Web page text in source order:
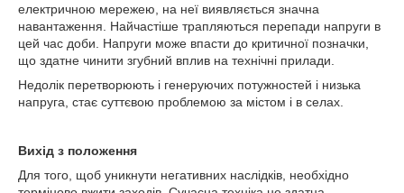
електричною мережею, на неї виявляється значна
навантаження. Найчастіше трапляються перепади напруги в
цей час доби. Напруги може впасти до критичної позначки,
що здатне чинити згубний вплив на технічні прилади.
Недолік перетворюють і генеруючих потужностей і низька
напруга, стає суттєвою проблемою за містом і в селах.
Вихід з положення
Для того, щоб уникнути негативних наслідків, необхідно